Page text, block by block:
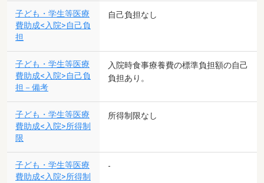
子ども・学生等医療
費助成<入院>自己負
担
自己負担なし
子ども・学生等医療
費助成<入院>自己負
担－備考
入院時食事療養費の標準負担額の自己
負担あり。
子ども・学生等医療
費助成<入院>所得制
限
所得制限なし
子ども・学生等医療
費助成<入院>所得制
-